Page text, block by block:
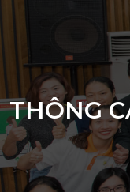
THÔNG